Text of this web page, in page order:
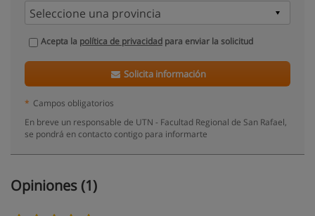
Acepta la política de privacidad para enviar la solicitud
Solicita información
* Campos obligatorios
En breve un responsable de UTN - Facultad Regional de San Rafael,
se pondrá en contacto contigo para informarte
Opiniones (1)